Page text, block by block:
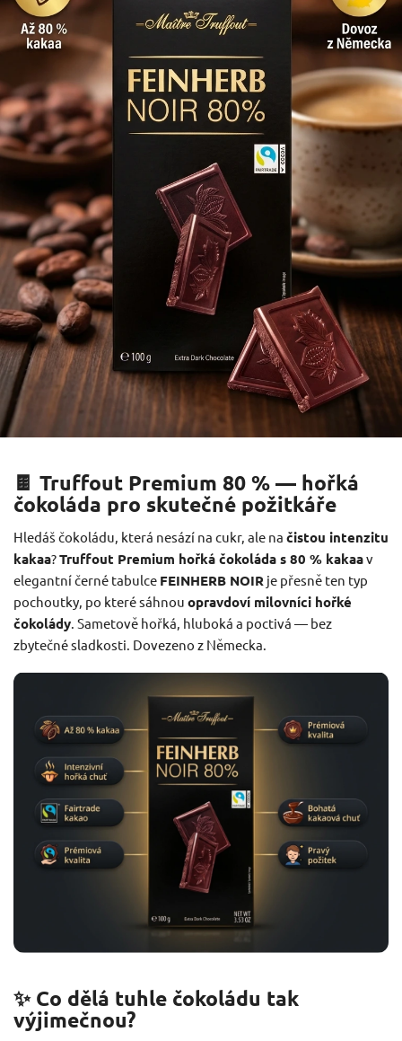
🍫 Truffout Premium 80 % — hořká
čokoláda pro skutečné požitkáře
Hledáš čokoládu, která nesází na cukr, ale na čistou intenzitu
kakaa?Truffout Premium hořká čokoláda s 80 % kakaav
elegantní černé tabulce FEINHERB NOIR je přesně ten typ
pochoutky, po které sáhnou opravdoví milovníci hořké
čokolády. Sametově hořká, hluboká a poctivá — bez
zbytečné sladkosti. Dovezeno z Německa.
✨ Co dělá tuhle čokoládu tak
výjimečnou?